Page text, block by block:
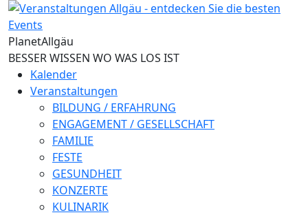
Direkt zum Inhalt
PlanetAllgäu
BESSER WISSEN WO WAS LOS IST
Kalender
Veranstaltungen
BILDUNG / ERFAHRUNG
ENGAGEMENT / GESELLSCHAFT
FAMILIE
FESTE
GESUNDHEIT
KONZERTE
KULINARIK